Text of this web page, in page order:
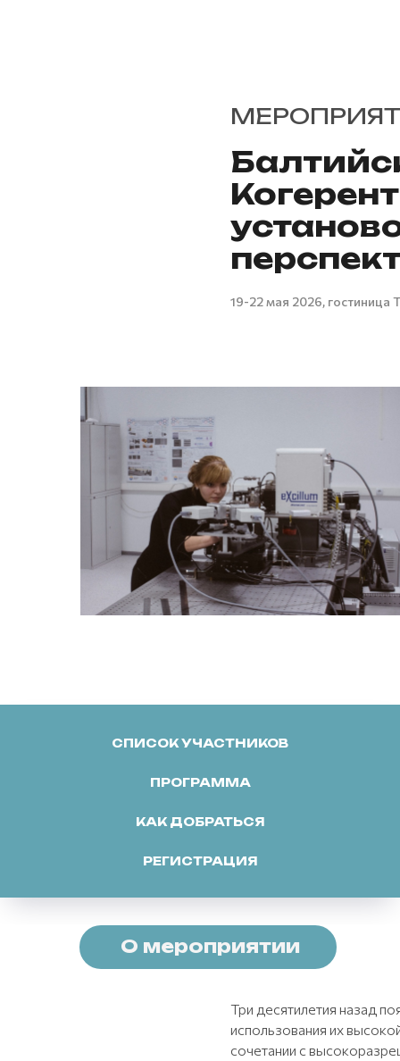
19-22 мая 2026, гостиница
СПИСОК УЧАСТНИКОВ
ПРОГРАММА
КАК ДОБРАТЬСЯ
РЕГИСТРАЦИЯ
Три десятилетия назад
использования их
сочетании с
О мероприятии